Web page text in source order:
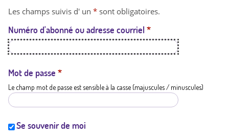
t
a
t
i
Les champs suivis d' un * sont obligatoires.
Numéro d'abonné ou adresse courriel *
Mot de passe *
Le champ mot de passe est sensible à la casse (majuscules / minuscules)
Se souvenir de moi